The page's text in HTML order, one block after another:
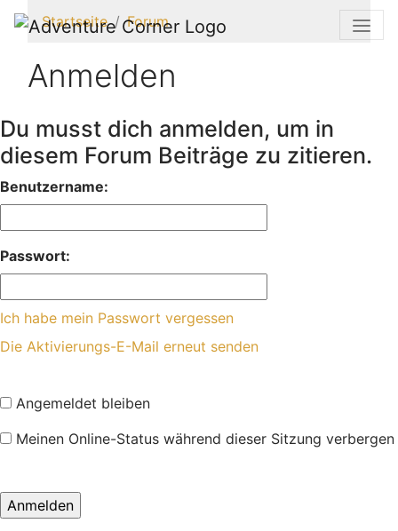
Startseite Forum
Anmelden
Du musst dich anmelden, um in
diesem Forum Beiträge zu zitieren.
Benutzername:
Passwort:
Ich habe mein Passwort vergessen
Die Aktivierungs-E-Mail erneut senden
Angemeldet bleiben
Meinen Online-Status während dieser Sitzung verbergen